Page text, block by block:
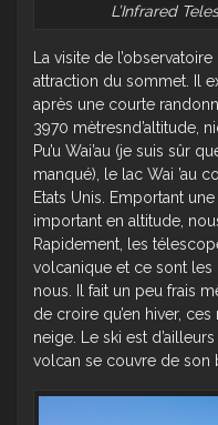
L’Infrared
La visite de
attraction du sommet. Il
après une courte
3970 mètresnd’altitude,
Pu’u Wai’au (je suis sûr
manqué), le lac Wai ’au
Etats Unis. Emportant
important en altitude,
Rapidement, les
volcanique et ce sont les
nous. Il fait un peu frais
de croire qu’en hiver,
neige. Le ski est
volcan se couvre de son